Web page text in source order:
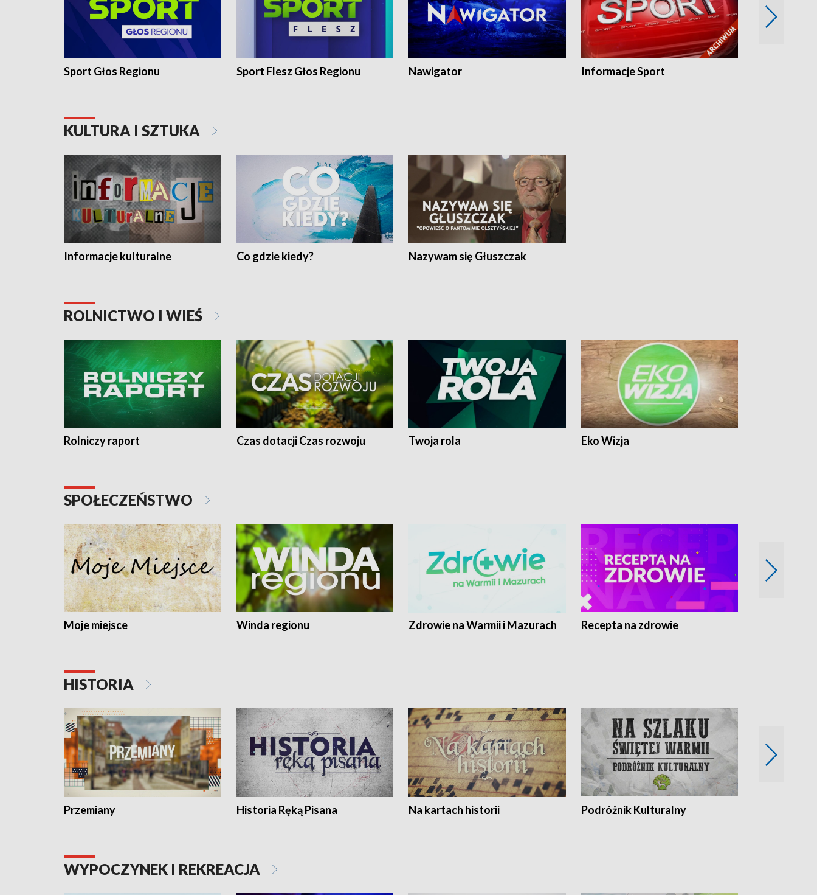
Sport Głos Regionu Sport Flesz Głos Regionu Nawigator Informacje Sport
KULTURA I SZTUKA
Informacje kulturalne Co gdzie kiedy? Nazywam się Głuszczak
ROLNICTWO I WIEŚ
Rolniczy raport Czas dotacji Czas rozwoju Twoja rola Eko Wizja
SPOŁECZEŃSTWO
Moje miejsce Winda regionu Zdrowie na Warmii i Mazurach Recepta na zdrowie
HISTORIA
Przemiany Historia Ręką Pisana Na kartach historii Podróżnik Kulturalny
WYPOCZYNEK I REKREACJA